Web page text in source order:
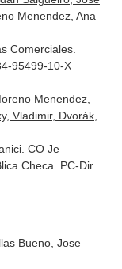
Menendez, Ana
Comerciales.
95499-10-X
Menendez,
Vladimir, Dvorák,
CO Je
Checa. PC-Dir
Bueno, Jose